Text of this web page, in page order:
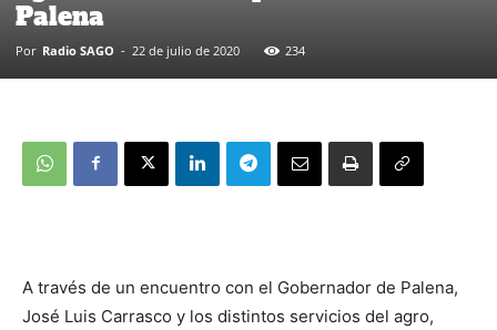
Palena
Por Radio SAGO - 22 de julio de 2020 234
A través de un encuentro con el Gobernador de Palena,
José Luis Carrasco y los distintos servicios del agro,